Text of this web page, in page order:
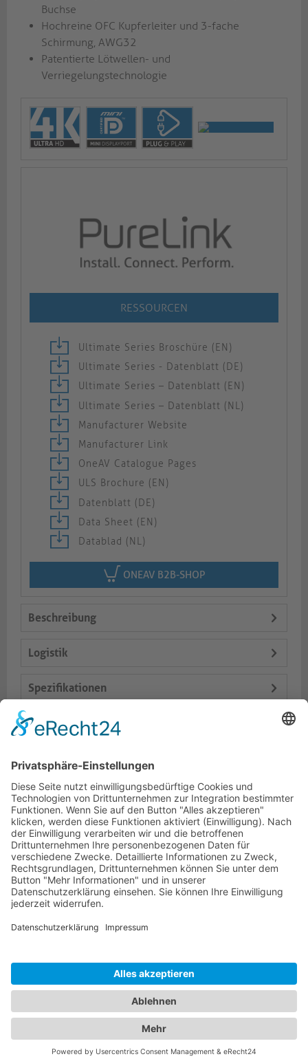
Buchse
Hochreine OFC Kupferleiter und 3-fache
Schirmung, AWG32
Patentierte Lötwellen- und
Verriegelungstechnologie
RESSOURCEN
Ultimate Series Broschüre (EN)
Ultimate Series - Datenblatt (DE)
Ultimate Series – Datenblatt (EN)
Ultimate Series – Datenblatt (NL)
Manufacturer Website
Manufacturer Link
OneAV Catalogue Pages
ULS Brochure (EN)
Datenblatt (DE)
Data Sheet (EN)
Datablad (NL)
ONEAV B2B-SHOP
Beschreibung
Logistik
Spezifikationen
Lieferumfang
Varianten
Dokumente
HOTLINE
PURELINK.DE
MARKEN
© 2026 PureLink GmbH